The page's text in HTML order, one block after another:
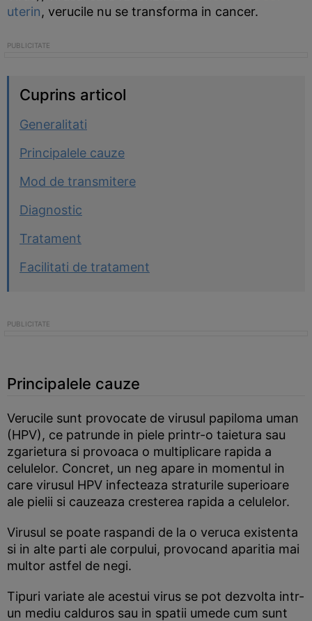
uterin, verucile nu se transforma in cancer.
Cuprins articol
Generalitati
Principalele cauze
Mod de transmitere
Diagnostic
Tratament
Facilitati de tratament
Principalele cauze
Verucile sunt provocate de virusul papiloma uman
(HPV), ce patrunde in piele printr-o taietura sau
zgarietura si provoaca o multiplicare rapida a
celulelor. Concret, un neg apare in momentul in
care virusul HPV infecteaza straturile superioare
ale pielii si cauzeaza cresterea rapida a celulelor.
Virusul se poate raspandi de la o veruca existenta
si in alte parti ale corpului, provocand aparitia mai
multor astfel de negi.
Tipuri variate ale acestui virus se pot dezvolta intr-
un mediu calduros sau in spatii umede cum sunt